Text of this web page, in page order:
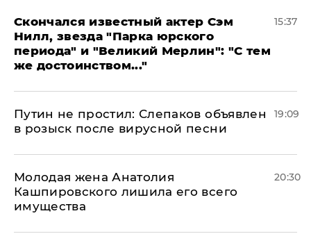
Скончался известный актер Сэм
Нилл, звезда "Парка юрского
периода" и "Великий Мерлин": "С тем
же достоинством..."
15:37
Путин не простил: Слепаков объявлен
в розыск после вирусной песни
19:09
Молодая жена Анатолия
Кашпировского лишила его всего
имущества
20:30